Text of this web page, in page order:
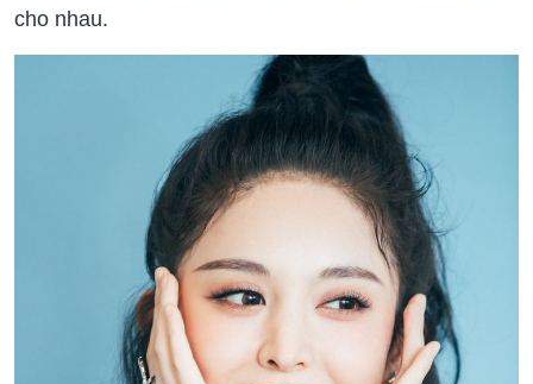
cho nhau.